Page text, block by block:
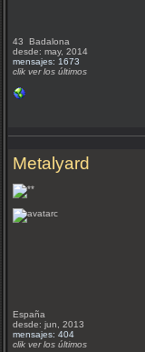
43 Badalona
desde: may, 2014
mensajes: 1673
clik ver los últimos
Metalyard
España
desde: jun, 2013
mensajes: 404
clik ver los últimos